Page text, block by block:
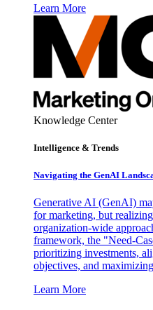
Learn More
Knowledge Center
Intelligence & Trends
Navigating the GenAI
Generative AI (GenAI)
for marketing, but
organization-wide
framework, the "Need-
prioritizing investments,
objectives, and
Learn More